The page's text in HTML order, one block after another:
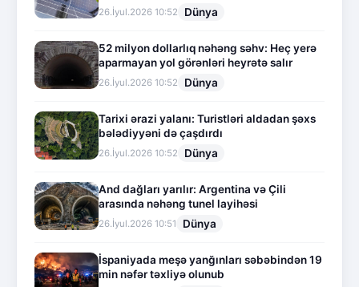
26.İyul.2026 10:52 Dünya
52 milyon dollarlıq nəhəng səhv: Heç yerə
aparmayan yol görənləri heyrətə salır
26.İyul.2026 10:52 Dünya
Tarixi ərazi yalanı: Turistləri aldadan şəxs
bələdiyyəni də çaşdırdı
26.İyul.2026 10:52 Dünya
And dağları yarılır: Argentina və Çili
arasında nəhəng tunel layihəsi
26.İyul.2026 10:51 Dünya
İspaniyada meşə yanğınları səbəbindən 19
min nəfər təxliyə olunub